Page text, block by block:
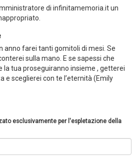
di infinitamemoria.it un
anno farei tanti gomitoli di mesi. Se
sulla mano. E se sapessi che
la tua proseguiranno insieme , getterei
e sceglierei con te l’eternità (Emily
esclusivamente per l'espletazione della